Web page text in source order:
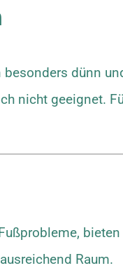
dünn
nicht geeignet.
Raum.